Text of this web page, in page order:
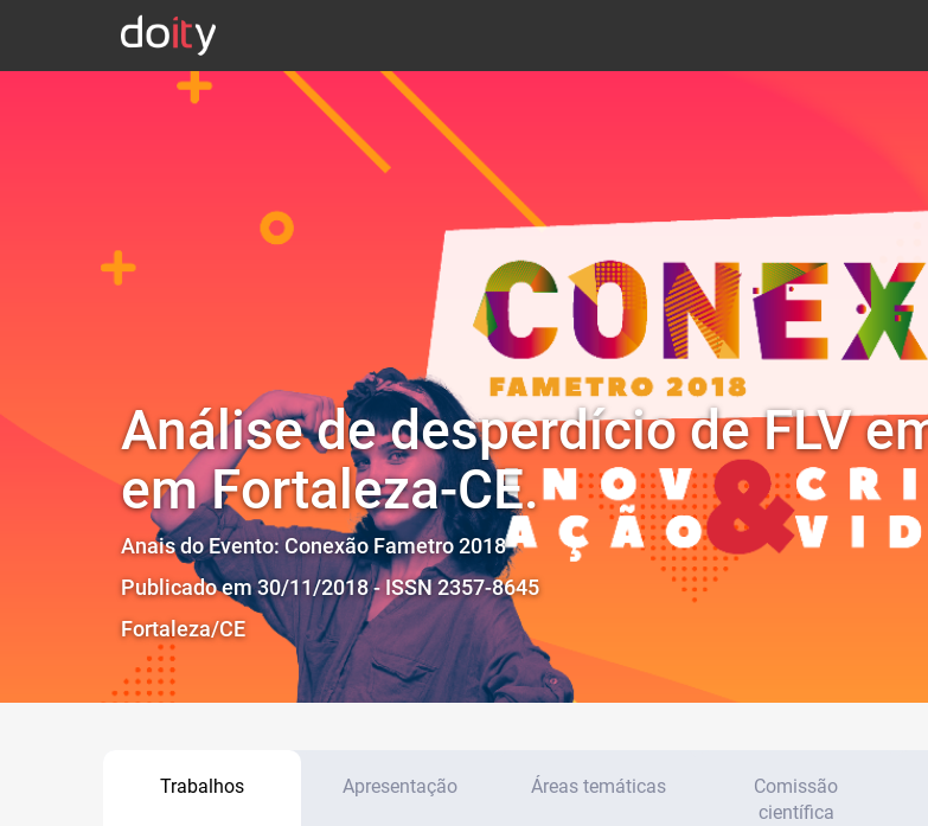
Análise de desperdício de FLV
em Fortaleza-CE.
Anais do Evento: Conexão Fametro 2018
Publicado em 30/11/2018 - ISSN 2357-8645
Fortaleza/CE
Trabalhos Apresentação Áreas temáticas
Comissão
científica